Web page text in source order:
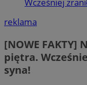
Wcześniej
reklama
[NOWE FAKTY]
piętra.
syna!